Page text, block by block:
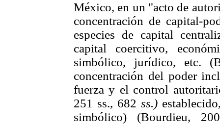
México, en un "acto de
concentración de capital-
especies de capital
capital coercitivo,
simbólico, jurídico, etc.
concentración del poder
fuerza y el control
251 ss., 682 ss.)
simbólico) (Bourdieu,